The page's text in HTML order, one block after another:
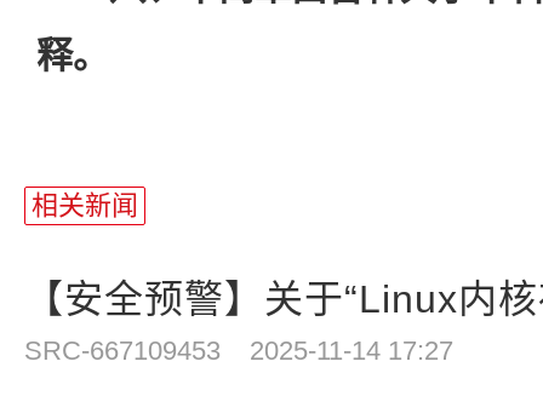
释。
相关新闻
【安全预警】关于“Linux内
SRC-667109453 2025-11-14 17:27